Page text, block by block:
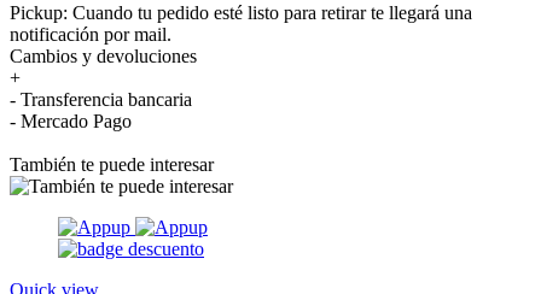
Pickup: Cuando tu pedido esté listo para retirar te llegará una
notificación por mail.
Cambios y devoluciones
+
- Transferencia bancaria
- Mercado Pago
También te puede interesar
Quick view